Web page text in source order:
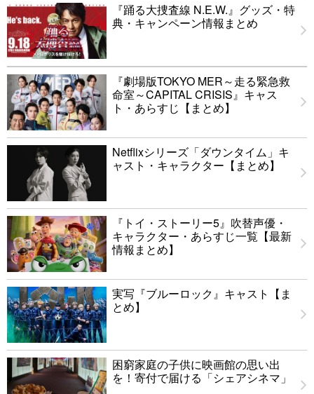
『踊る大捜査線 N.E.W.』グッズ・特
典・キャンペーン情報まとめ
『劇場版TOKYO MER～走る緊急救
命室～CAPITAL CRISIS』キャス
ト・あらすじ【まとめ】
Netflixシリーズ「ダウンタイム」キ
ャスト・キャラクター【まとめ】
『トイ・ストーリー5』吹替声優・
キャラクター・あらすじ一覧【最新
情報まとめ】
実写『ブルーロック』キャスト【ま
とめ】
困窮家庭の子供に映画館の思い出
を！寄付で届ける「シェアシネマ」